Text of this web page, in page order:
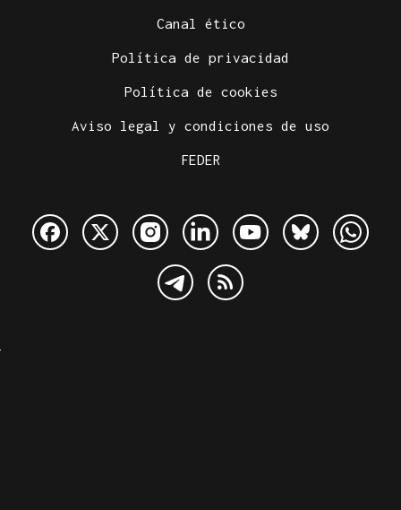
Canal ético
Política de privacidad
Política de cookies
Aviso legal y condiciones de uso
FEDER